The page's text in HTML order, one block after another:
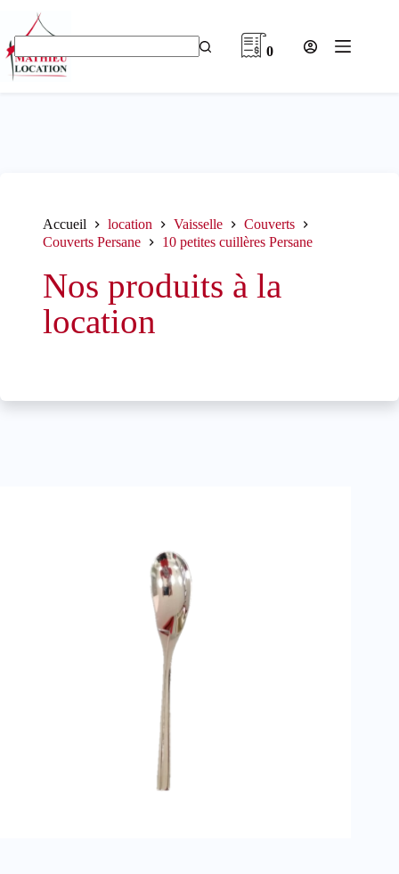
contenu
Aucun
résultat
0
Accueil location Vaisselle
Couverts
Couverts Persane
10 petites cuillères Persane
Nos produits à la
location